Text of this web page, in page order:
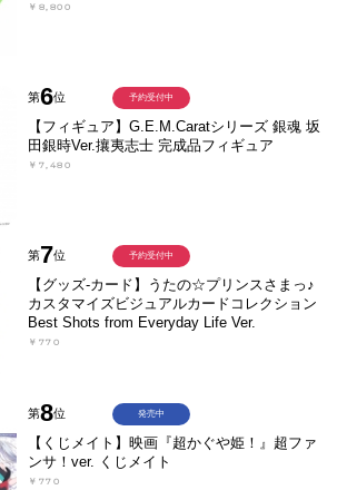
￥8,800
第6位
【フィギュア】G.E.M.Caratシリーズ 銀魂 坂
田銀時Ver.攘夷志士 完成品フィギュア
￥7,480
予約受付中
第7位
【グッズ-カード】うたの☆プリンスさまっ♪
カスタマイズビジュアルカードコレクション
Best Shots from Everyday Life Ver.
￥770
予約受付中
第8位
【くじメイト】映画『超かぐや姫！』超ファ
ンサ！ver. くじメイト
￥770
発売中